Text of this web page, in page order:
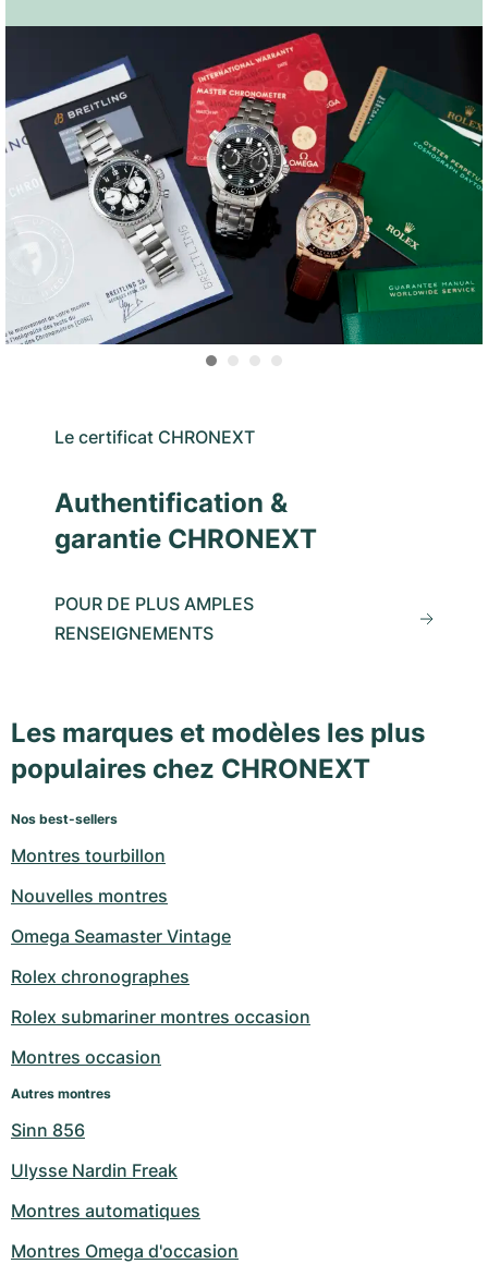
Le certificat CHRONEXT
Authentification &
garantie CHRONEXT
POUR DE PLUS AMPLES
RENSEIGNEMENTS
Les marques et modèles les plus
populaires chez CHRONEXT
Nos best-sellers
Montres tourbillon
Nouvelles montres
Omega Seamaster Vintage
Rolex chronographes
Rolex submariner montres occasion
Montres occasion
Autres montres
Sinn 856
Ulysse Nardin Freak
Montres automatiques
Montres Omega d'occasion